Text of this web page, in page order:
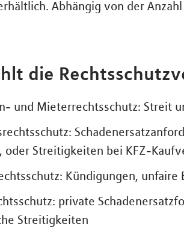
Abhängig von der
die
und Mieterrechtsschutz: Streit
oder Streitigkeiten bei KFZ-
Kündigungen,
private
Streitigkeiten